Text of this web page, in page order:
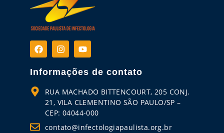
Informações de contato
RUA MACHADO BITTENCOURT, 205 CONJ.
21, VILA CLEMENTINO SÃO PAULO/SP –
CEP: 04044-000
contato@infectologiapaulista.org.br